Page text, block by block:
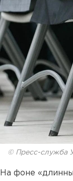
© Пресс-служба
На фоне